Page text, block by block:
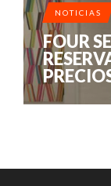
NOTICIAS
FOUR